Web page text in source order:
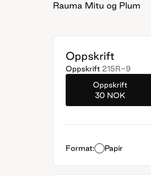
Rauma Mitu og Plum
Oppskrift
Oppskrift 215R-9
Oppskrift
30 NOK
Format: Papir